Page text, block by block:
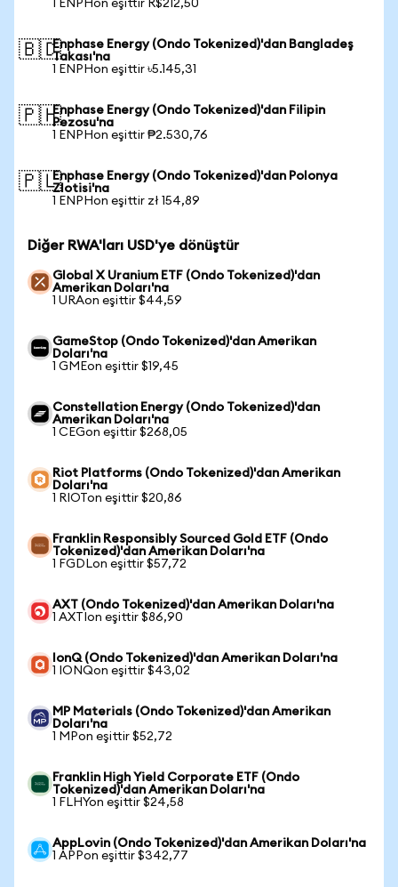
1 ENPHon eşittir R$212,50
🇧🇩Enphase Energy (Ondo Tokenized)'dan Bangladeş
Takası'na
1 ENPHon eşittir ৳5.145,31
🇵🇭Enphase Energy (Ondo Tokenized)'dan Filipin
Pezosu'na
1 ENPHon eşittir ₱2.530,76
🇵🇱Enphase Energy (Ondo Tokenized)'dan Polonya
Zlotisi'na
1 ENPHon eşittir zł 154,89
Diğer RWA'ları USD'ye dönüştür
Global X Uranium ETF (Ondo Tokenized)'dan
Amerikan Doları'na
1 URAon eşittir $44,59
GameStop (Ondo Tokenized)'dan Amerikan
Doları'na
1 GMEon eşittir $19,45
Constellation Energy (Ondo Tokenized)'dan
Amerikan Doları'na
1 CEGon eşittir $268,05
Riot Platforms (Ondo Tokenized)'dan Amerikan
Doları'na
1 RIOTon eşittir $20,86
Franklin Responsibly Sourced Gold ETF (Ondo
Tokenized)'dan Amerikan Doları'na
1 FGDLon eşittir $57,72
AXT (Ondo Tokenized)'dan Amerikan Doları'na
1 AXTIon eşittir $86,90
IonQ (Ondo Tokenized)'dan Amerikan Doları'na
1 IONQon eşittir $43,02
MP Materials (Ondo Tokenized)'dan Amerikan
Doları'na
1 MPon eşittir $52,72
Franklin High Yield Corporate ETF (Ondo
Tokenized)'dan Amerikan Doları'na
1 FLHYon eşittir $24,58
AppLovin (Ondo Tokenized)'dan Amerikan Doları'na
1 APPon eşittir $342,77